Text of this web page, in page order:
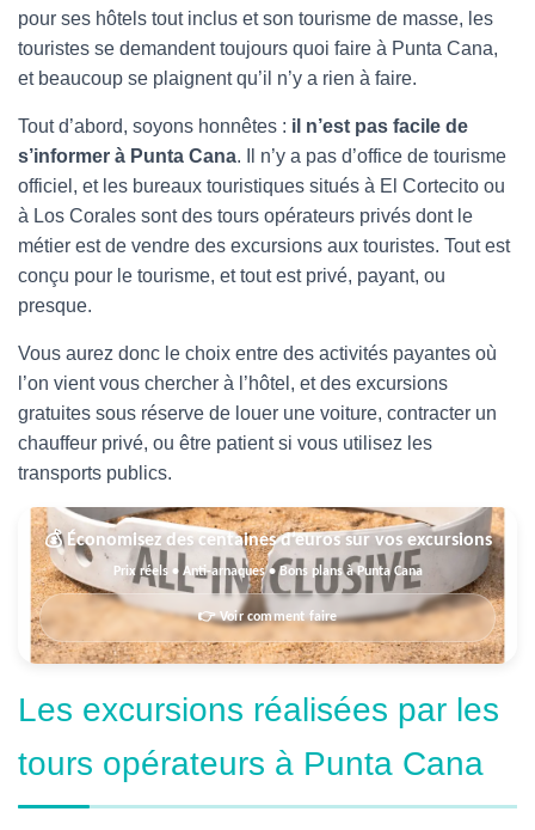
pour ses hôtels tout inclus et son tourisme de masse, les
touristes se demandent toujours quoi faire à Punta Cana,
et beaucoup se plaignent qu’il n’y a rien à faire.
Tout d’abord, soyons honnêtes : il n’est pas facile de
s’informer à Punta Cana. Il n’y a pas d’office de tourisme
officiel, et les bureaux touristiques situés à El Cortecito ou
à Los Corales sont des tours opérateurs privés dont le
métier est de vendre des excursions aux touristes. Tout est
conçu pour le tourisme, et tout est privé, payant, ou
presque.
Vous aurez donc le choix entre des activités payantes où
l’on vient vous chercher à l’hôtel, et des excursions
gratuites sous réserve de louer une voiture, contracter un
chauffeur privé, ou être patient si vous utilisez les
transports publics.
💰 Économisez des centaines d’euros sur vos excursions
Prix réels • Anti-arnaques • Bons plans à Punta Cana
👉 Voir comment faire
Les excursions réalisées par les
tours opérateurs à Punta Cana